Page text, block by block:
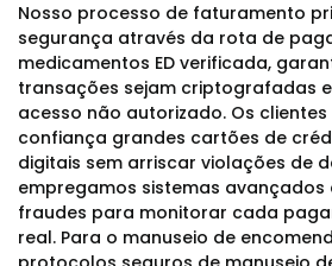
Nosso processo de faturamento
segurança através da rota de
medicamentos ED verificada,
transações sejam criptografadas
acesso não autorizado. Os
confiança grandes cartões de
digitais sem arriscar violações de
empregamos sistemas
fraudes para monitorar cada
real. Para o manuseio de